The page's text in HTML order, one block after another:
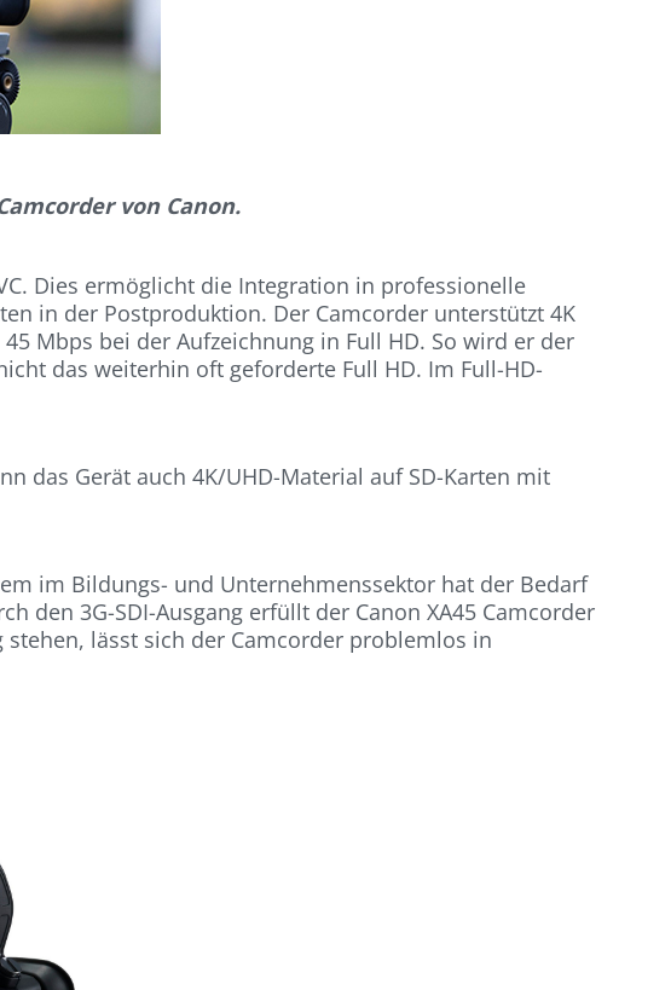
von Canon.
Dies ermöglicht die Integration in professionelle
in der Postproduktion. Der Camcorder unterstützt 4K
Mbps bei der Aufzeichnung in Full HD. So wird er der
das weiterhin oft geforderte Full HD. Im Full-HD-
das Gerät auch 4K/UHD-Material auf SD-Karten mit
im Bildungs- und Unternehmenssektor hat der Bedarf
den 3G-SDI-Ausgang erfüllt der Canon XA45 Camcorder
stehen, lässt sich der Camcorder problemlos in